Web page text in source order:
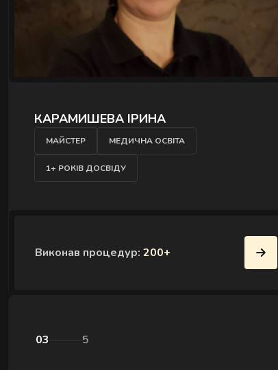
КАРАМИШЕВА ІРИНА
МАЙСТЕР МЕДИЧНА ОСВІТА
1+ РОКІВ ДОСВІДУ
Виконав процедур:200+
04 5